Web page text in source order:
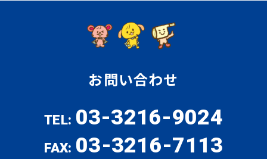
お問い合わせ
TEL: 03-3216-9024
FAX: 03-3216-7113